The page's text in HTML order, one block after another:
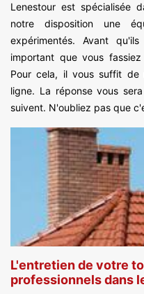
Lenestour est spécialisée
notre disposition une
expérimentés. Avant
important que vous
Pour cela, il vous suffit de
ligne. La réponse vous
suivent. N'oubliez pas que
L'entretien de votre
professionnels dans